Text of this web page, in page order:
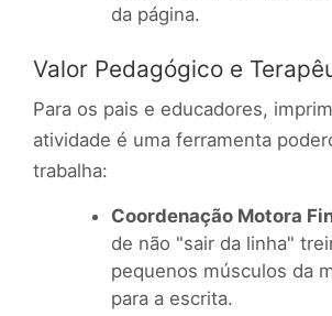
da página.
Valor Pedagógico e
Para os pais e educadores,
atividade é uma ferramenta
trabalha:
Coordenação Motora
de não "sair da linha"
pequenos músculos da
para a escrita.